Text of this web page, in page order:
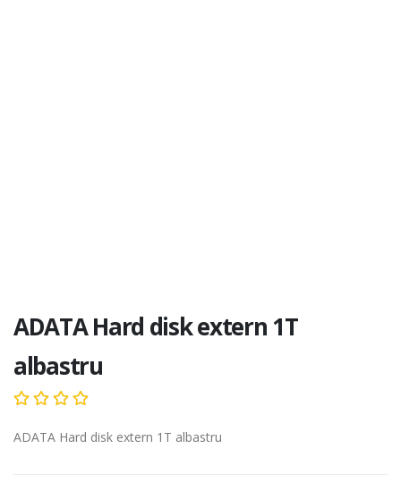
ADATA Hard disk extern 1T
albastru
ADATA Hard disk extern 1T albastru